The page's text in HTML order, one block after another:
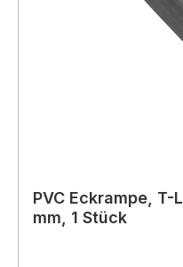
PVC Eckrampe,
mm, 1 Stück